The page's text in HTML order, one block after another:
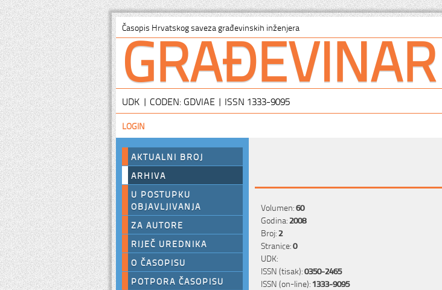
Časopis Hrvatskog saveza građevinskih inženjera
GRAĐEVINAR
UDK | CODEN: GDVIAE | ISSN 1333-9095
LOGIN
AKTUALNI BROJ
ARHIVA
U POSTUPKU
OBJAVLJIVANJA
ZA AUTORE
RIJEČ UREDNIKA
O ČASOPISU
POTPORA ČASOPISU
Volumen:60
Godina:2008
Broj:2
Stranice:0
UDK:
ISSN (tisak):0350-2465
ISSN (on-line):1333-9095